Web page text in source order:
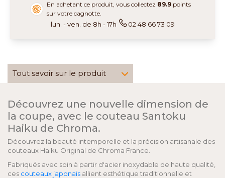
En achetant ce produit, vous collectez 89.9 points
sur votre cagnotte.
lun. - ven. de 8h - 17h 02 48 66 73 09
Tout savoir sur le produit
Découvrez une nouvelle dimension de
la coupe, avec le couteau Santoku
Haiku de Chroma.
Découvrez la beauté intemporelle et la précision artisanale des
couteaux Haiku Original de Chroma France.
Fabriqués avec soin à partir d'acier inoxydable de haute qualité,
ces couteaux japonais allient esthétique traditionnelle et